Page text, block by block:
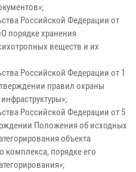
Российской Федерации от
порядке хранения
веществ и их
Российской Федерации от 1
правил охраны
Российской Федерации от 5
Положения об исходных
объекта
комплекса, порядке его